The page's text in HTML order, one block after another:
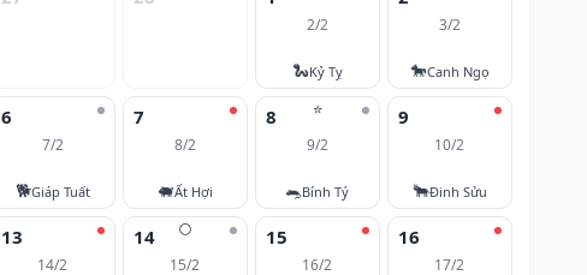
2/2
🐍Kỷ Tỵ
3/2
🐎Canh Ngọ
6
7/2
🐕Giáp Tuất
7
8/2
🐖Ất Hợi
⭐
8
9/2
🐀Bính Tý
9
10/2
🐂Đinh Sửu
13
14/2
🌕
14
15/2
15
16/2
16
17/2